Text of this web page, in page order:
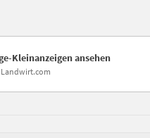
Kleinanzeigen ansehen